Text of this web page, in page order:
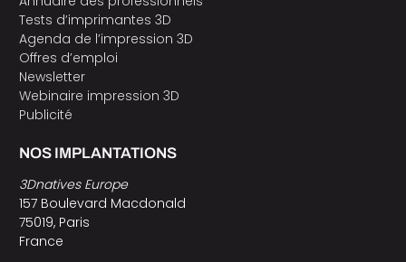
Tests d’imprimantes 3D
Agenda de l’impression 3D
Offres d’emploi
Newsletter
Webinaire impression 3D
Publicité
NOS IMPLANTATIONS
3Dnatives Europe
157 Boulevard Macdonald
75019, Paris
France